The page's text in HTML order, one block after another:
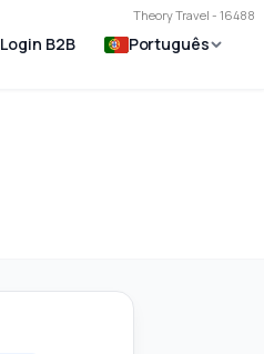
Theory Travel - 16488
Login B2B Português